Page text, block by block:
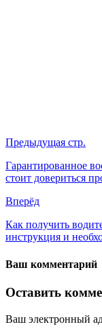
Предыдущая стр.
Гарантированное
стоит довериться
Вперёд
Как получить
инструкция и
Ваш комментарий
Оставить
Ваш электронный